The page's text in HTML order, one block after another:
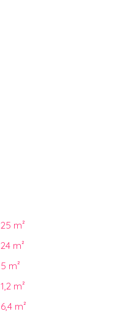
25 m²
24 m²
5 m²
1,2 m²
6,4 m²